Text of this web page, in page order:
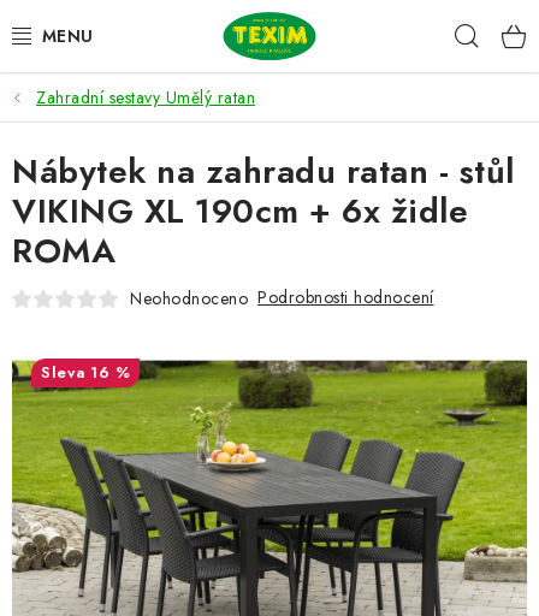
na
ZAHRADNÍ SESTAVY
ŽIDLE
STOLY
LAVICE
LEHÁTKA
POLSTRY
DOPLŇKY
PERGOLY
GRILY
Zahradní sestavy Umělý ratan
Nábytek na zahradu ratan - stůl
VIKING XL 190cm + 6x židle
ROMA
Neohodnoceno Podrobnosti hodnocení
16 %